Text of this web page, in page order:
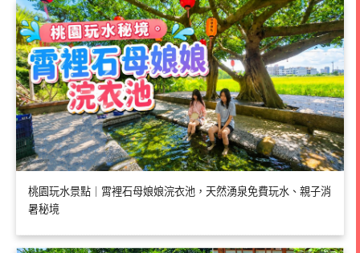
桃園玩水景點｜霄裡石母娘娘浣衣池，天然湧泉免費玩水、親子消
暑秘境